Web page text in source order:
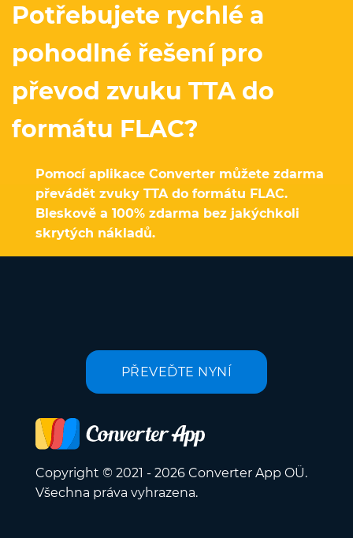
Potřebujete rychlé a
pohodlné řešení pro
převod zvuku TTA do
formátu FLAC?
Pomocí aplikace Converter můžete zdarma
převádět zvuky TTA do formátu FLAC.
Bleskově a 100% zdarma bez jakýchkoli
skrytých nákladů.
PŘEVEĎTE NYNÍ
Copyright © 2021 - 2026 Converter App OÜ.
Všechna práva vyhrazena.